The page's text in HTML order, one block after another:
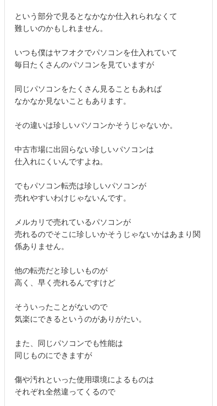
という部分で見るとなかなか仕入れられなくて
難しいのかもしれません。
いつも僕はヤフオクでパソコンを仕入れていて
毎日たくさんのパソコンを見ていますが
同じパソコンをたくさん見ることもあれば
なかなか見ないこともあります。
その違いは珍しいパソコンかそうじゃないか。
中古市場に出回らない珍しいパソコンは
仕入れにくいんですよね。
でもパソコン転売は珍しいパソコンが
売れやすいわけじゃないんです。
メルカリで売れているパソコンが
売れるのでそこに珍しいかそうじゃないかはあまり関
係ありません。
他の転売だと珍しいものが
高く、早く売れるんですけど
そういったことがないので
気楽にできるというのがありがたい。
また、同じパソコンでも性能は
同じものにできますが
傷や汚れといった使用環境によるものは
それぞれ全然違ってくるので